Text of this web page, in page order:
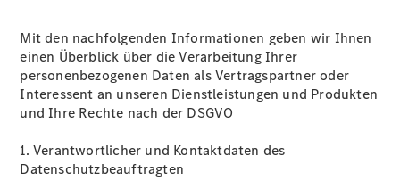
Mit den nachfolgenden Informationen geben wir Ihnen
einen Überblick über die Verarbeitung Ihrer
personenbezogenen Daten als Vertragspartner oder
Interessent an unseren Dienstleistungen und Produkten
und Ihre Rechte nach der DSGVO
1. Verantwortlicher und Kontaktdaten des
Datenschutzbeauftragten